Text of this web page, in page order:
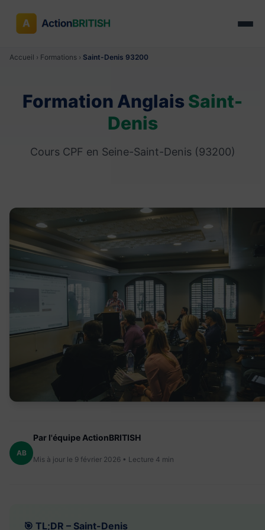
Accueil › Formations › Saint-Denis 93200
Formation Anglais Saint-
Denis
Cours CPF en Seine-Saint-Denis (93200)
AB
Par l'équipe ActionBRITISH
Mis à jour le 9 février 2026 • Lecture 4 min
🎯 TL;DR – Saint-Denis